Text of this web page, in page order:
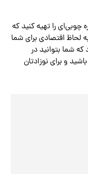
چوبی‌ای را تهیه کنید که
لحاظ اقتصادی برای شما
شما بتوانید در
و برای نوزادتان